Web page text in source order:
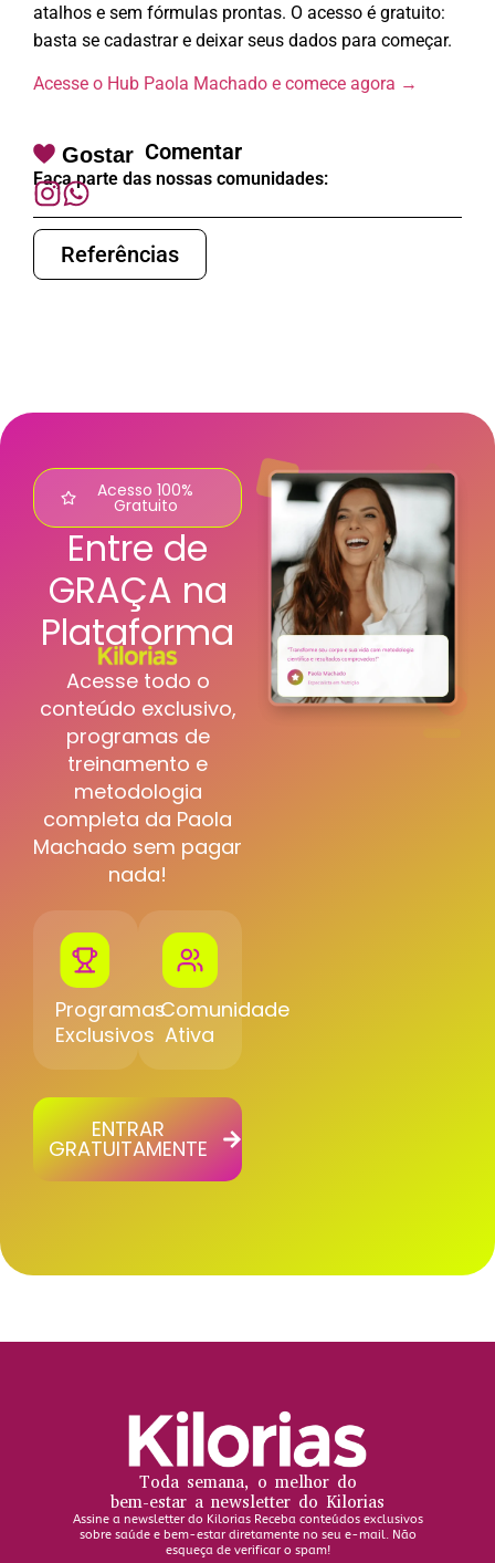
atalhos e sem fórmulas prontas. O acesso é gratuito:
basta se cadastrar e deixar seus dados para começar.
Acesse o Hub Paola Machado e comece agora →
Gostar Comentar
Faça parte das nossas comunidades:
Referências
Acesso 100%
Gratuito
Entre de
GRAÇA na
Plataforma
Acesse todo o
conteúdo exclusivo,
programas de
treinamento e
metodologia
completa da Paola
Machado sem pagar
nada!
Programas
Exclusivos
Comunidade
Ativa
ENTRAR
GRATUITAMENTE
Toda semana, o melhor do
bem-estar a newsletter do Kilorias
Assine a newsletter do Kilorias Receba conteúdos exclusivos
sobre saúde e bem-estar diretamente no seu e-mail. Não
esqueça de verificar o spam!